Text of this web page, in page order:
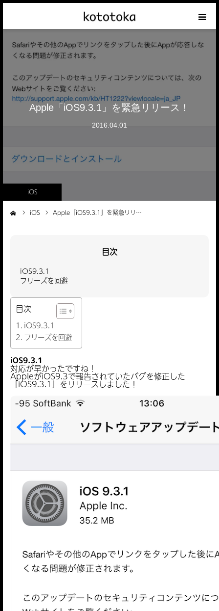
Apple「iOS9.3.1」を緊急リリース！
2016.04.01
iOS
iOS Apple「iOS9.3.1」を緊急リリ…
目次
iOS9.3.1
フリーズを回避
目次
iOS9.3.1
フリーズを回避
iOS9.3.1
対応が早かったですね！
AppleがiOS9.3で報告されていたバグを修正した
「iOS9.3.1」をリリースしました！
Appleの話
iPhoneの話
テーマリスト